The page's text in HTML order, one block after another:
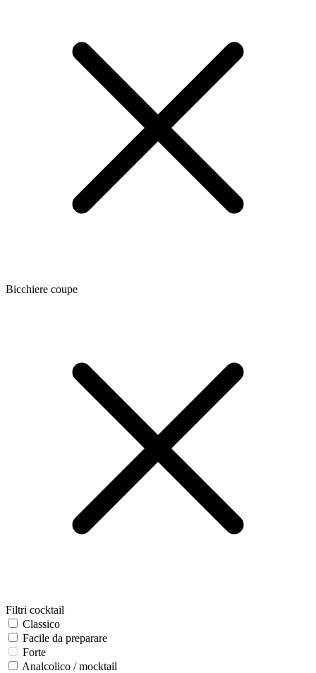
Bicchiere coupe
Filtri cocktail
Classico
Facile da preparare
Forte
Analcolico / mocktail